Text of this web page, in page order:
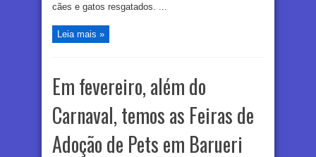
cães e gatos resgatados. ...
Leia mais »
Em fevereiro, além do
Carnaval, temos as Feiras de
Adoção de Pets em Barueri